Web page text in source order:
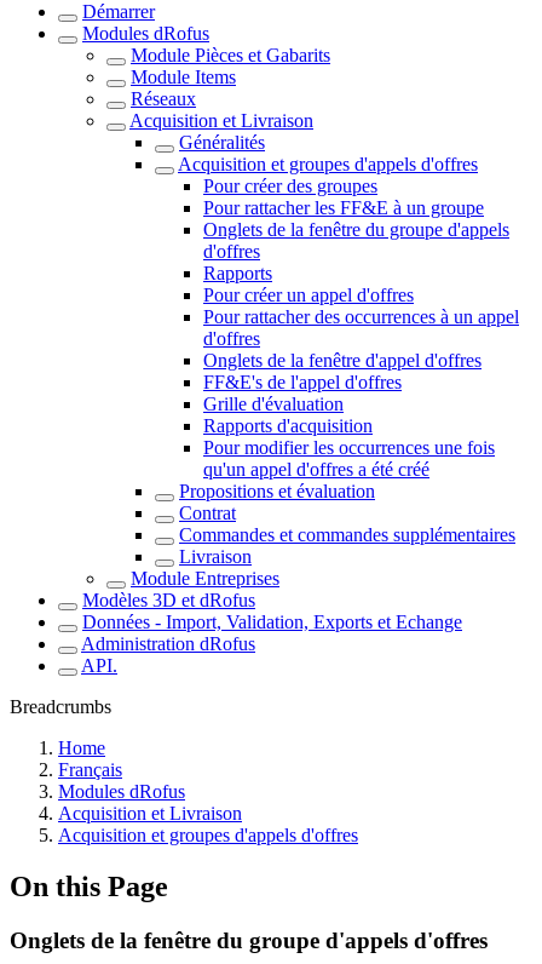
Démarrer
Modules dRofus
Module Pièces et Gabarits
Module Items
Réseaux
Acquisition et Livraison
Généralités
Acquisition et groupes d'appels d'offres
Pour créer des groupes
Pour rattacher les FF&E à un groupe
Onglets de la fenêtre du groupe d'appels
d'offres
Rapports
Pour créer un appel d'offres
Pour rattacher des occurrences à un appel
d'offres
Onglets de la fenêtre d'appel d'offres
FF&E's de l'appel d'offres
Grille d'évaluation
Rapports d'acquisition
Pour modifier les occurrences une fois
qu'un appel d'offres a été créé
Propositions et évaluation
Contrat
Commandes et commandes supplémentaires
Livraison
Module Entreprises
Modèles 3D et dRofus
Données - Import, Validation, Exports et Echange
Administration dRofus
API.
Breadcrumbs
Home
Français
Modules dRofus
Acquisition et Livraison
Acquisition et groupes d'appels d'offres
On this Page
Onglets de la fenêtre du groupe d'appels d'offres